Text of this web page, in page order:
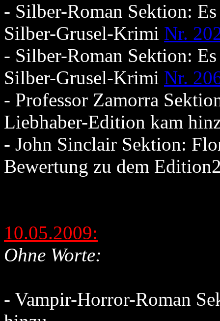
- Silber-Roman Sektion:
Silber-Grusel-Krimi Nr.
- Silber-Roman Sektion:
Silber-Grusel-Krimi Nr.
- Professor Zamorra
Liebhaber-Edition kam
- John Sinclair Sektion:
Bewertung zu dem
10.05.2009:
Ohne Worte:
- Vampir-Horror-Roman